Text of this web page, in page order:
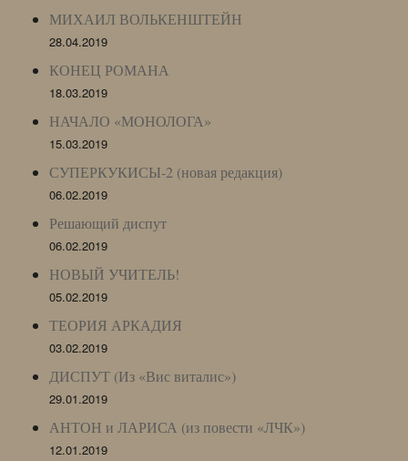
МИХАИЛ ВОЛЬКЕНШТЕЙН
28.04.2019
КОНЕЦ РОМАНА
18.03.2019
НАЧАЛО «МОНОЛОГА»
15.03.2019
СУПЕРКУКИСЫ-2 (новая редакция)
06.02.2019
Решающий диспут
06.02.2019
НОВЫЙ УЧИТЕЛЬ!
05.02.2019
ТЕОРИЯ АРКАДИЯ
03.02.2019
ДИСПУТ (Из «Вис виталис»)
29.01.2019
АНТОН и ЛАРИСА (из повести «ЛЧК»)
12.01.2019